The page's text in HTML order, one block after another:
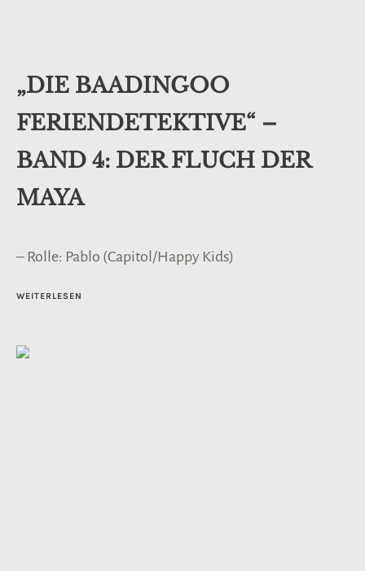
„DIE BAADINGOO
FERIENDETEKTIVE“ –
BAND 4: DER FLUCH DER
MAYA
– Rolle: Pablo (Capitol/Happy Kids)
WEITERLESEN